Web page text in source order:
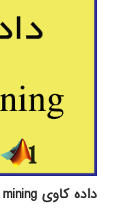
داده کاوی data mining